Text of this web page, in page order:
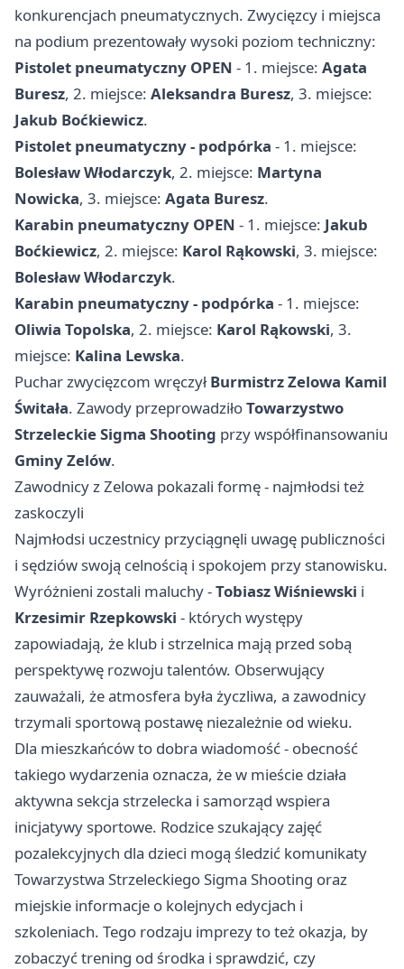
konkurencjach pneumatycznych. Zwycięzcy i miejsca
na podium prezentowały wysoki poziom techniczny:
Pistolet pneumatyczny OPEN - 1. miejsce: Agata
Buresz, 2. miejsce: Aleksandra Buresz, 3. miejsce:
Jakub Boćkiewicz.
Pistolet pneumatyczny - podpórka - 1. miejsce:
Bolesław Włodarczyk, 2. miejsce: Martyna
Nowicka, 3. miejsce: Agata Buresz.
Karabin pneumatyczny OPEN - 1. miejsce: Jakub
Boćkiewicz, 2. miejsce: Karol Rąkowski, 3. miejsce:
Bolesław Włodarczyk.
Karabin pneumatyczny - podpórka - 1. miejsce:
Oliwia Topolska, 2. miejsce: Karol Rąkowski, 3.
miejsce: Kalina Lewska.
Puchar zwycięzcom wręczyłBurmistrz Zelowa Kamil
Świtała. Zawody przeprowadziłoTowarzystwo
Strzeleckie Sigma Shooting przy współfinansowaniu
Gminy Zelów.
Zawodnicy z Zelowa pokazali formę - najmłodsi też
zaskoczyli
Najmłodsi uczestnicy przyciągnęli uwagę publiczności
i sędziów swoją celnością i spokojem przy stanowisku.
Wyróżnieni zostali maluchy -Tobiasz Wiśniewski i
Krzesimir Rzepkowski - których występy
zapowiadają, że klub i strzelnica mają przed sobą
perspektywę rozwoju talentów. Obserwujący
zauważali, że atmosfera była życzliwa, a zawodnicy
trzymali sportową postawę niezależnie od wieku.
Dla mieszkańców to dobra wiadomość - obecność
takiego wydarzenia oznacza, że w mieście działa
aktywna sekcja strzelecka i samorząd wspiera
inicjatywy sportowe. Rodzice szukający zajęć
pozalekcyjnych dla dzieci mogą śledzić komunikaty
Towarzystwa Strzeleckiego Sigma Shooting oraz
miejskie informacje o kolejnych edycjach i
szkoleniach. Tego rodzaju imprezy to też okazja, by
zobaczyć trening od środka i sprawdzić, czy